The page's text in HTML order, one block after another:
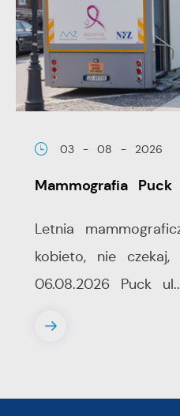
03 - 08 - 2026
Mammografia Puck
Letnia
kobieto, nie
06.08.2026 Puck